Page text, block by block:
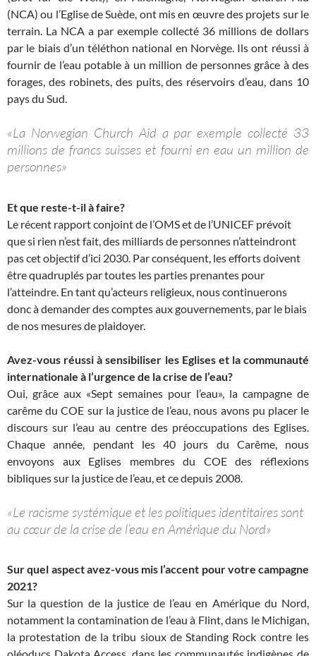
(NCA) ou l’Eglise de Suède, ont mis en œuvre des projets sur le
terrain. La NCA a par exemple collecté 36 millions de dollars
par le biais d’un téléthon national en Norvège. Ils ont réussi à
fournir de l’eau potable à un million de personnes grâce à des
forages, des robinets, des puits, des réservoirs d’eau, dans 10
pays du Sud.
«La Norwegian Church Aid a par exemple collecté 33
millions de francs suisses et fourni en eau un million de
personnes»
Et que reste-t-il à faire?
Le récent rapport conjoint de l’OMS et de l’UNICEF prévoit
que si rien n’est fait, des milliards de personnes n’atteindront
pas cet objectif d’ici 2030. Par conséquent, les efforts doivent
être quadruplés par toutes les parties prenantes pour
l’atteindre. En tant qu’acteurs religieux, nous continuerons
donc à demander des comptes aux gouvernements, par le biais
de nos mesures de plaidoyer.
Avez-vous réussi à sensibiliser les Eglises et la communauté
internationale à l’urgence de la crise de l’eau?
Oui, grâce aux «Sept semaines pour l’eau», la campagne de
carême du COE sur la justice de l’eau, nous avons pu placer le
discours sur l’eau au centre des préoccupations des Eglises.
Chaque année, pendant les 40 jours du Carême, nous
envoyons aux Eglises membres du COE des réflexions
bibliques sur la justice de l’eau, et ce depuis 2008.
«Le racisme systémique et les politiques identitaires sont
au cœur de la crise de l’eau en Amérique du Nord»
Sur quel aspect avez-vous mis l’accent pour votre campagne
2021?
Sur la question de la justice de l’eau en Amérique du Nord,
notamment la contamination de l’eau à Flint, dans le Michigan,
la protestation de la tribu sioux de Standing Rock contre les